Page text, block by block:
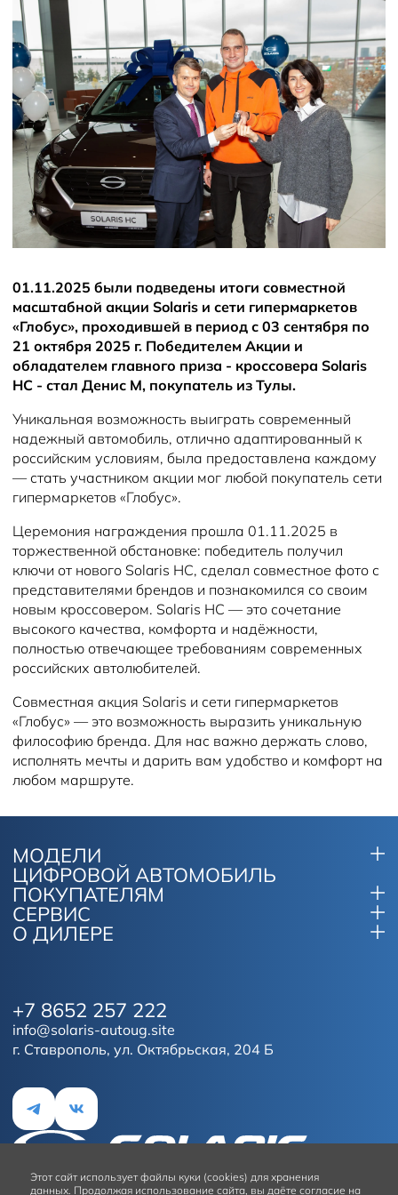
Плати частями
Новости
01.11.2025 были подведены итоги совместной
масштабной акции Solaris и сети гипермаркетов
«Глобус», проходившей в период с 03 сентября по
21 октября 2025 г. Победителем Акции и
обладателем главного приза - кроссовера Solaris
HC - стал Денис М, покупатель из Тулы.
Уникальная возможность выиграть современный
надежный автомобиль, отлично адаптированный к
российским условиям, была предоставлена каждому
— стать участником акции мог любой покупатель сети
гипермаркетов «Глобус».
Церемония награждения прошла 01.11.2025 в
торжественной обстановке: победитель получил
ключи от нового Solaris HC, сделал совместное фото с
представителями брендов и познакомился со своим
новым кроссовером. Solaris HC — это сочетание
высокого качества, комфорта и надёжности,
полностью отвечающее требованиям современных
российских автолюбителей.
Совместная акция Solaris и сети гипермаркетов
«Глобус» — это возможность выразить уникальную
философию бренда. Для нас важно держать слово,
исполнять мечты и дарить вам удобство и комфорт на
любом маршруте.
МОДЕЛИ
ЦИФРОВОЙ АВТОМОБИЛЬ
ПОКУПАТЕЛЯМ
СЕРВИС
О ДИЛЕРЕ
г. Ставрополь, ул. Октябрьская, 204 Б
+7 8652 257 222
info@solaris-autoug.site
Этот сайт использует файлы куки (cookies) для хранения
данных. Продолжая использование сайта, вы даёте согласие на